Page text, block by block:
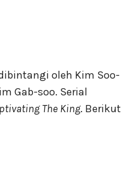
oleh Kim Soo-
Gab-soo. Serial
The King. Berikut